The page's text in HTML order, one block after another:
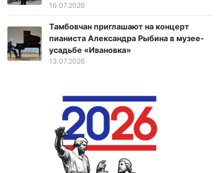
16.07.2026
Тамбовчан приглашают на концерт
пианиста Александра Рыбина в музее-
усадьбе «Ивановка»
13.07.2026